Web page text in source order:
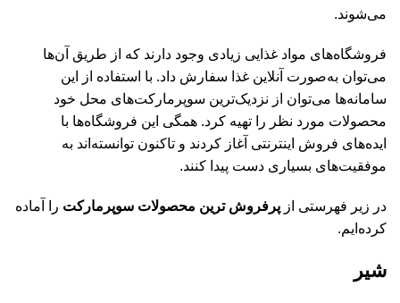
می‌شوند.
فروشگاه‌های مواد غذایی زیادی وجود دارند که از طریق آن‌ها
می‌توان به‌صورت آنلاین غذا سفارش داد. با استفاده از این
سامانه‌ها می‌توان از نزدیک‌ترین سوپرمارکت‌های محل خود
محصولات مورد نظر را تهیه کرد. همگی این فروشگاه‌ها با
ایده‌های فروش اینترنتی آغاز کردند و تاکنون توانسته‌اند به
موفقیت‌های بسیاری دست پیدا کنند.
در زیر فهرستی از پرفروش ترین محصولات سوپرمارکت را آماده
کرده‌ایم.
شیر